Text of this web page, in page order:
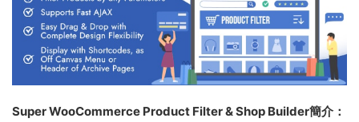
Super WooCommerce Product Filter & Shop Builder簡介：